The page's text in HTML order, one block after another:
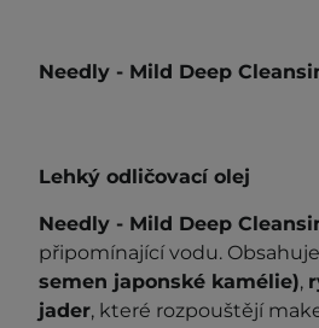
Needly - Mild Deep
Lehký odličovací olej
Needly - Mild Deep
připomínající vodu.
semen japonské kamélie),
jader, které rozpouštějí